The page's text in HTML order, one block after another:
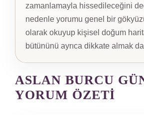
zamanlamayla hissedileceğini
nedenle yorumu genel bir
olarak okuyup kişisel doğum
bütününü ayrıca dikkate almak
ASLAN BURCU
YORUM ÖZETI